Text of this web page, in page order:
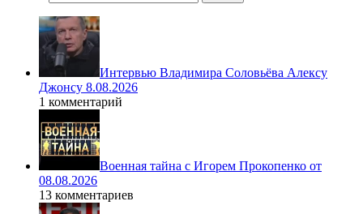
Интервью Владимира Соловьёва Алексу
Джонсу 8.08.2026
1 комментарий
Военная тайна с Игорем Прокопенко от
08.08.2026
13 комментариев